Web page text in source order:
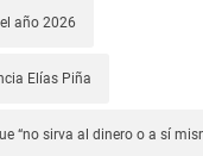
año 2026
Elías Piña
“no sirva al dinero o a sí